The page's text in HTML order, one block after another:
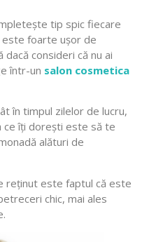
tip spic fiecare
este foarte ușor de
consideri că nu ai
într-un salon cosmetica
în timpul zilelor de lucru,
ce îți dorești este să te
alături de
reținut este faptul că este
chic, mai ales